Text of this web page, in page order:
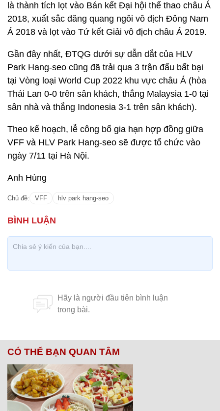
là thành tích lọt vào Bán kết Đại hội thể thao châu Á
2018, xuất sắc đăng quang ngôi vô địch Đông Nam
Á 2018 và lọt vào Tứ kết Giải vô địch châu Á 2019.
Gần đây nhất, ĐTQG dưới sự dẫn dắt của HLV
Park Hang-seo cũng đã trải qua 3 trận đấu bất bại
tại Vòng loại World Cup 2022 khu vực châu Á (hòa
Thái Lan 0-0 trên sân khách, thắng Malaysia 1-0 tại
sân nhà và thắng Indonesia 3-1 trên sân khách).
Theo kế hoạch, lễ công bố gia hạn hợp đồng giữa
VFF và HLV Park Hang-seo sẽ được tổ chức vào
ngày 7/11 tại Hà Nội.
Anh Hùng
Chủ đề: VFF hlv park hang-seo
CÓ THỂ BẠN QUAN TÂM